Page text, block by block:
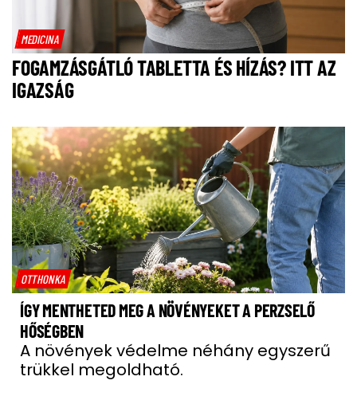
MEDICINA
FOGAMZÁSGÁTLÓ TABLETTA ÉS HÍZÁS? ITT AZ
IGAZSÁG
OTTHONKA
ÍGY MENTHETED MEG A NÖVÉNYEKET A PERZSELŐ
HŐSÉGBEN
A növények védelme néhány egyszerű
trükkel megoldható.